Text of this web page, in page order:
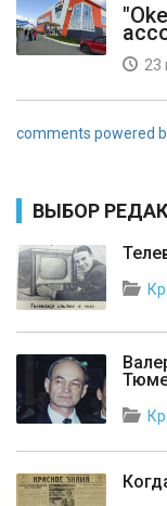
23
comments powered
ВЫБОР